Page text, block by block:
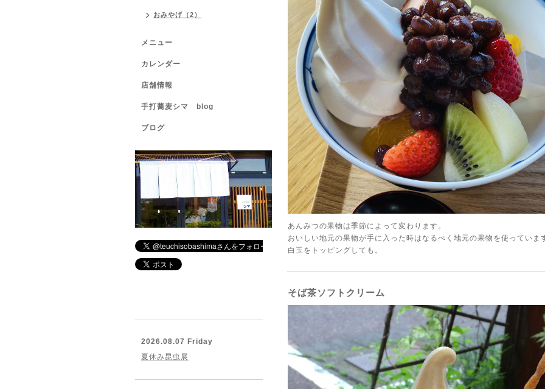
あんみつの果物は季節によって変わります。
おいしい地元の果物が手に入った時はなるべく地元の果物を使っていま
白玉をトッピングしても。
そば茶ソフトクリーム
おみやげ（2）
メニュー
カレンダー
店舗情報
手打蕎麦シマ blog
ブログ
2026.08.07 Friday
夏休み昆虫展